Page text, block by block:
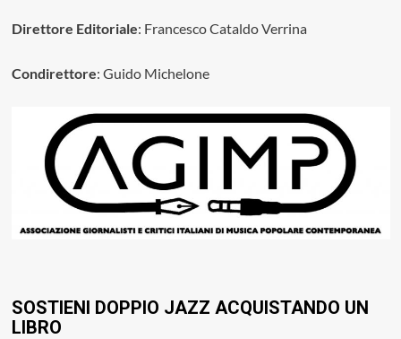
Direttore Editoriale: Francesco Cataldo Verrina
Condirettore: Guido Michelone
SOSTIENI DOPPIO JAZZ ACQUISTANDO UN
LIBRO